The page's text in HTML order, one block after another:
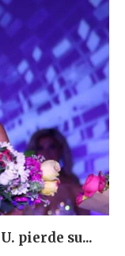
pierde su...